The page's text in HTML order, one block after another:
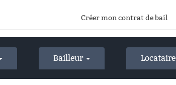
Créer mon contrat de bail
Bailleur Locataire